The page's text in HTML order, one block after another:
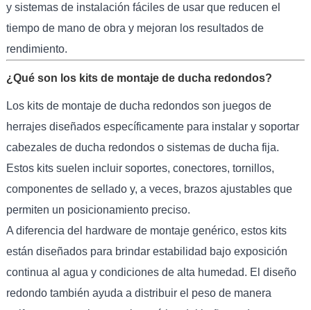
y sistemas de instalación fáciles de usar que reducen el
tiempo de mano de obra y mejoran los resultados de
rendimiento.
¿Qué son los kits de montaje de ducha redondos?
Los kits de montaje de ducha redondos son juegos de
herrajes diseñados específicamente para instalar y soportar
cabezales de ducha redondos o sistemas de ducha fija.
Estos kits suelen incluir soportes, conectores, tornillos,
componentes de sellado y, a veces, brazos ajustables que
permiten un posicionamiento preciso.
A diferencia del hardware de montaje genérico, estos kits
están diseñados para brindar estabilidad bajo exposición
continua al agua y condiciones de alta humedad. El diseño
redondo también ayuda a distribuir el peso de manera